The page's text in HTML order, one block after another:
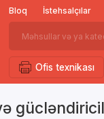
Bloq İstehsalçılar
Ofis texnikası